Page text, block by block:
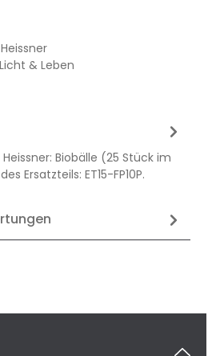
& Leben
Biobälle (25 Stück im
Ersatzteils: ET15-FP10P.